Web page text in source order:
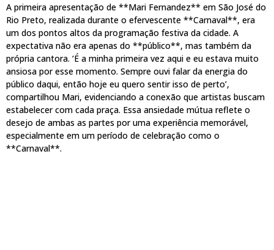
A primeira apresentação de **Mari Fernandez** em São José do
Rio Preto, realizada durante o efervescente **Carnaval**, era
um dos pontos altos da programação festiva da cidade. A
expectativa não era apenas do **público**, mas também da
própria cantora. ‘É a minha primeira vez aqui e eu estava muito
ansiosa por esse momento. Sempre ouvi falar da energia do
público daqui, então hoje eu quero sentir isso de perto’,
compartilhou Mari, evidenciando a conexão que artistas buscam
estabelecer com cada praça. Essa ansiedade mútua reflete o
desejo de ambas as partes por uma experiência memorável,
especialmente em um período de celebração como o
**Carnaval**.